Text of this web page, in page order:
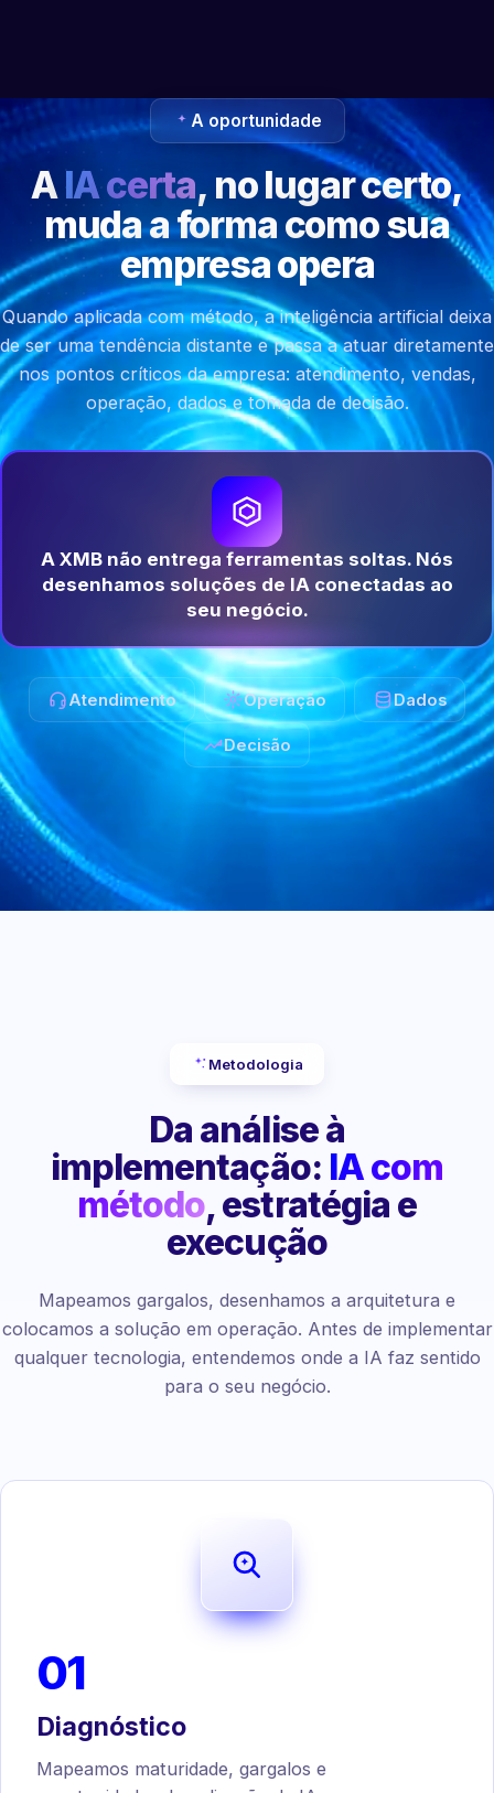
A oportunidade
AIA certa, no lugar certo,
muda a forma como sua
empresa opera
Quando aplicada com método, a inteligência artificial deixa
de ser uma tendência distante e passa a atuar diretamente
nos pontos críticos da empresa: atendimento, vendas,
operação, dados e tomada de decisão.
A XMB não entrega ferramentas soltas. Nós
desenhamos soluções de IA conectadas ao
seu negócio.
Atendimento Operação Dados
Decisão
Metodologia
Da análise à
implementação: IA com
método, estratégia e
execução
Mapeamos gargalos, desenhamos a arquitetura e
colocamos a solução em operação. Antes de implementar
qualquer tecnologia, entendemos onde a IA faz sentido
para o seu negócio.
01
Diagnóstico
Mapeamos maturidade, gargalos e